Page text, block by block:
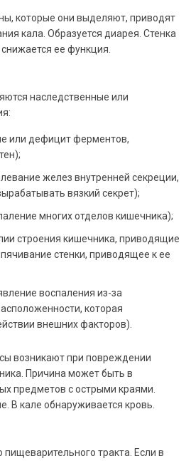
которые они выделяют, приводят
кала. Образуется диарея. Стенка
ее функция.
наследственные или
или дефицит ферментов,
желез внутренней секреции,
вязкий секрет);
многих отделов кишечника);
строения кишечника, приводящие
стенки, приводящее к ее
воспаления из-за
которая
внешних факторов).
возникают при повреждении
Причина может быть в
предметов с острыми краями.
В кале обнаруживается кровь.
пищеварительного тракта. Если в